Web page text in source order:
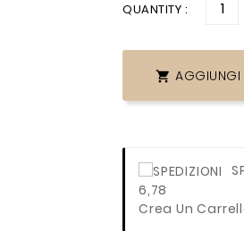
QUANTITY :
 AGGIUNGI
6,78
Crea Un